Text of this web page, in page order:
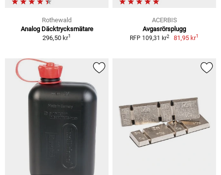
Rothewald
Analog Däcktrycksmätare
296,50 kr1
ACERBIS
Avgasrörsplugg
RFP 109,31 kr2 81,95 kr1